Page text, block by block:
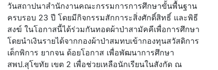
วันสถาปนาสำนักงานคณะกรรมการการศึกษาขั้นพื้นฐาน
ครบรอบ 23 ปี โดยมีกิจกรรมสักการะสิ่งศักดิ์สิทธิ์ และพิธี
สงฆ์ ในโอกาสนี้ได้ร่วมกันทอดผ้าป่าสามัคคีเพื่อการศึกษา
โดยนำเงินรายได้จากกองผ้าป่าสมทบเข้ากองทุนสวัสดิการ
เด็กพิการ ยากจน ด้อยโอกาส เพื่อพัฒนาการศึกษา
สพป.สุโขทัย เขต 2 เพื่อช่วยเหลือนักเรียนในสังกัด ณ